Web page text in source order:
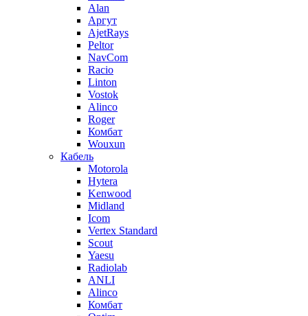
Alan
Аргут
AjetRays
Peltor
NavCom
Racio
Linton
Vostok
Alinco
Roger
Комбат
Wouxun
Кабель
Motorola
Hytera
Kenwood
Midland
Icom
Vertex Standard
Scout
Yaesu
Radiolab
ANLI
Alinco
Комбат